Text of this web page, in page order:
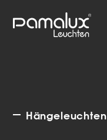
Hängeleuchten